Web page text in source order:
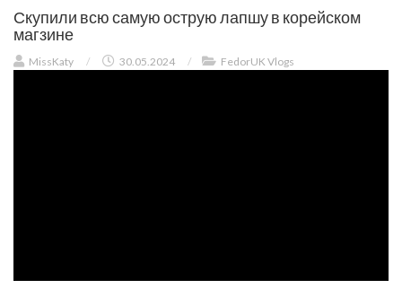
Скупили всю самую острую лапшу в корейском
магзине
MissKaty / 30.05.2024 / FedorUK Vlogs